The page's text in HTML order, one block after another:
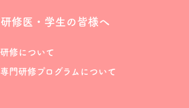
研修医・学生の皆様へ
研修について
専門研修プログラムについて